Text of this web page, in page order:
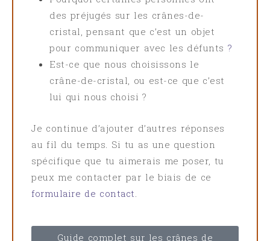
des préjugés sur les crânes-de-
cristal, pensant que c’est un objet
pour communiquer avec les défunts ?
Est-ce que nous choisissons le
crâne-de-cristal, ou est-ce que c’est
lui qui nous choisi ?
Je continue d’ajouter d’autres réponses
au fil du temps. Si tu as une question
spécifique que tu aimerais me poser, tu
peux me contacter par le biais de ce
formulaire de contact.
Guide complet sur les crânes de